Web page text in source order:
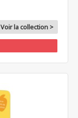
Voir la collection >